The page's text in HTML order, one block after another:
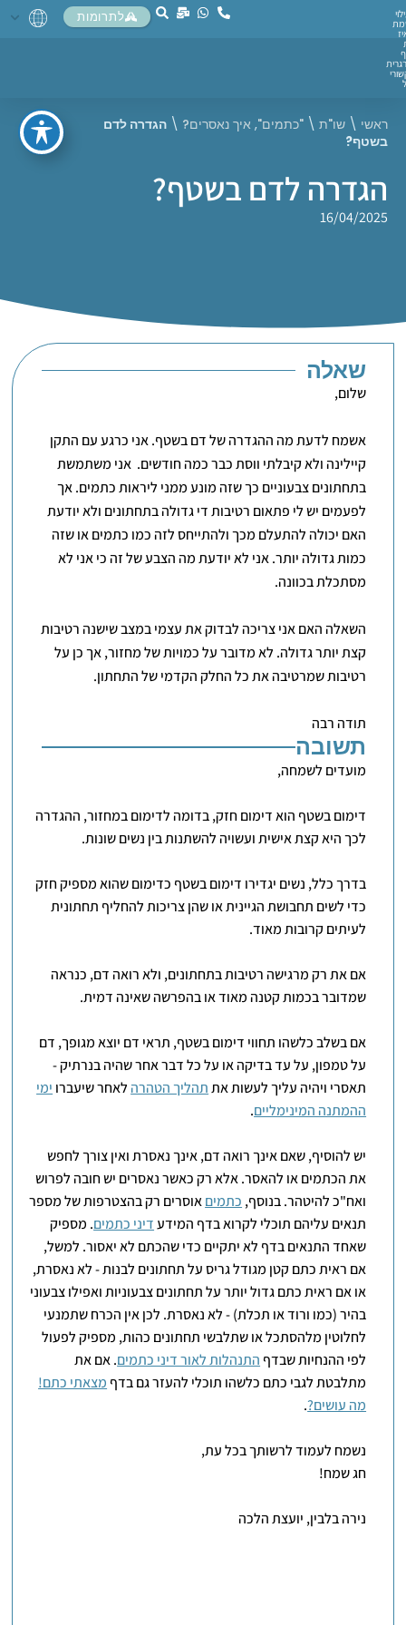
לתרומות
ראשי \ שו"ת \ "כתמים", איך נאסרים? \ הגדרה לדם
בשטף?
הגדרה לדם בשטף?
16/04/2025
שאלה
שלום,
אשמח לדעת מה ההגדרה של דם בשטף. אני כרגע עם התקן
קיילינה ולא קיבלתי ווסת כבר כמה חודשים. אני משתמשת
בתחתונים צבעוניים כך שזה מונע ממני ליראות כתמים. אך
לפעמים יש לי פתאום רטיבות די גדולה בתחתונים ולא יודעת
האם יכולה להתעלם מכך ולהתייחס לזה כמו כתמים או שזה
כמות גדולה יותר. אני לא יודעת מה הצבע של זה כי אני לא
מסתכלת בכוונה.
השאלה האם אני צריכה לבדוק את עצמי במצב שישנה רטיבות
קצת יותר גדולה. לא מדובר על כמויות של מחזור, אך כן על
רטיבות שמרטיבה את כל החלק הקדמי של התחתון.
תודה רבה
תשובה
מועדים לשמחה,
דימום בשטף הוא דימום חזק, בדומה לדימום במחזור, ההגדרה
לכך היא קצת אישית ועשויה להשתנות בין נשים שונות.
בדרך כלל, נשים יגדירו דימום בשטף כדימום שהוא מספיק חזק
כדי לשים תחבושת הגיינית או שהן צריכות להחליף תחתונית
לעיתים קרובות מאוד.
אם את רק מרגישה רטיבות בתחתונים, ולא רואה דם, כנראה
שמדובר בכמות קטנה מאוד או בהפרשה שאינה דמית.
אם בשלב כלשהו תחווי דימום בשטף, תראי דם יוצא מגופך, דם
על טמפון, על עד בדיקה או על כל דבר אחר שהיה בנרתיק -
תאסרי ויהיה עליך לעשות אתתהליך הטהרה לאחר שיעברו ימי
ההמתנה המינימליים.
יש להוסיף, שאם אינך רואה דם, אינך נאסרת ואין צורך לחפש
את הכתמים או להאסר. אלא רק כאשר נאסרים יש חובה לפרוש
ואח"כ להיטהר. בנוסף, כתמיםאוסרים רק בהצטרפות של מספר
תנאים עליהם תוכלי לקרוא בדף המידעדיני כתמים. מספיק
שאחד התנאים בדף לא יתקיים כדי שהכתם לא יאסור. למשל,
אם ראית כתם קטן מגודל גריס על תחתונים לבנות - לא נאסרת,
או אם ראית כתם גדול יותר על תחתונים צבעוניות ואפילו צבעוני
בהיר (כמו ורוד או תכלת) - לא נאסרת. לכן אין הכרח שתמנעי
לחלוטין מלהסתכל או שתלבשי תחתונים כהות, מספיק לפעול
לפי ההנחיות שבדף התנהלות לאור דיני כתמים. אם את
מתלבטת לגבי כתם כלשהו תוכלי להעזר גם בדף מצאתי כתם!
מה עושים?.
נשמח לעמוד לרשותך בכל עת,
חג שמח!
נירה בלבין, יועצת הלכה